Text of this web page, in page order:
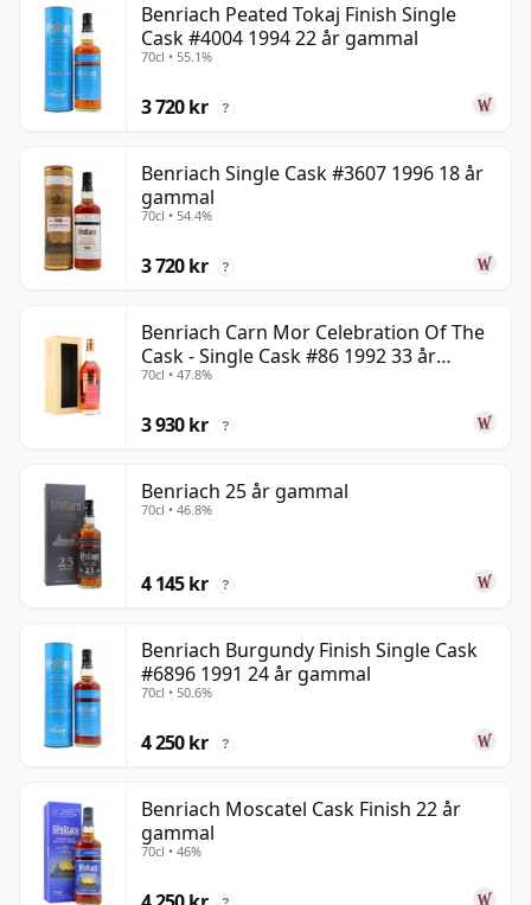
Benriach Peated Tokaj Finish Single
Cask #4004 1994 22 år gammal
70cl • 55.1%
3 720 kr ?
Benriach Single Cask #3607 1996 18 år
gammal
70cl • 54.4%
3 720 kr ?
Benriach Carn Mor Celebration Of The
Cask - Single Cask #86 1992 33 år
gammal
70cl • 47.8%
3 930 kr ?
Benriach 25 år gammal
70cl • 46.8%
4 145 kr ?
Benriach Burgundy Finish Single Cask
#6896 1991 24 år gammal
70cl • 50.6%
4 250 kr ?
Benriach Moscatel Cask Finish 22 år
gammal
70cl • 46%